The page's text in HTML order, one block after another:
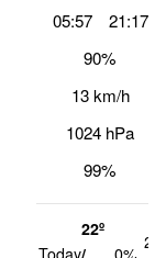
05:57
21:17
90%
13 km/h
1024 hPa
99%
22º
21